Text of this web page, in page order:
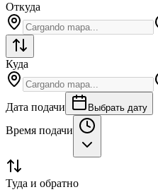
Откуда
Куда
Дата подачи Выбрать дату
Время подачи
Туда и обратно